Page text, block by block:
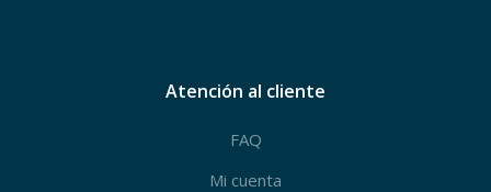
Atención al cliente
FAQ
Mi cuenta